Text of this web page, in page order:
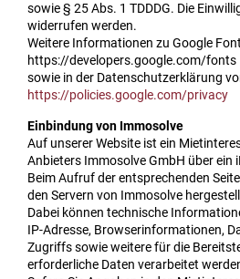
sowie § 25 Abs. 1 TDDDG. Die
widerrufen werden.
Weitere Informationen zu Google
https://developers.google.com/fonts
sowie in der Datenschutzerklärung
https://policies.google.com/privacy
Einbindung von Immosolve
Auf unserer Website ist ein
Anbieters Immosolve GmbH über ein
Beim Aufruf der entsprechenden
den Servern von Immosolve
Dabei können technische
IP-Adresse, Browserinformationen,
Zugriffs sowie weitere für die
erforderliche Daten verarbeitet